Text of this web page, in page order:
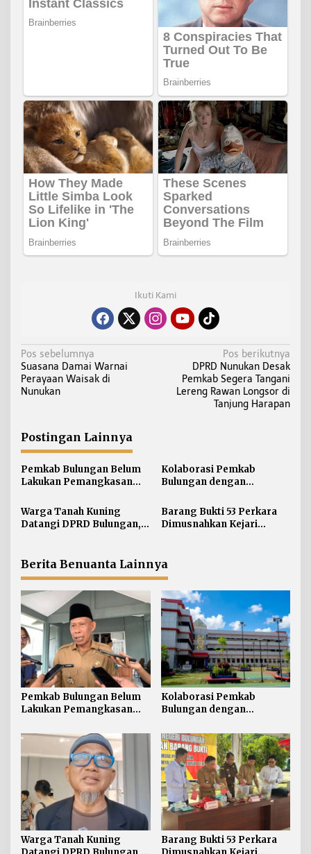
Ikuti Kami
N
a
v
a
s
i
p
o
s
Pos sebelumnya
Suasana Damai Warnai
Perayaan Waisak di
Nunukan
Pos berikutnya
DPRD Nunukan Desak
Pemkab Segera Tangani
Lereng Rawan Longsor di
Tanjung Harapan
Postingan Lainnya
Pemkab Bulungan Belum
Lakukan Pemangkasan
Ada Arahan Pusat
Kolaborasi Pemkab
Bulungan dengan
Desa/Kelurahan Satu
Sarjana
Warga Tanah Kuning
Datangi DPRD Bulungan,
Diselesaikan
Barang Bukti 53 Perkara
Dimusnahkan Kejari
Berita Benuanta Lainnya
Pemkab Bulungan Belum
Lakukan Pemangkasan
Ada Arahan Pusat
Kolaborasi Pemkab
Bulungan dengan
Desa/Kelurahan Satu
Sarjana
Warga Tanah Kuning
Barang Bukti 53 Perkara